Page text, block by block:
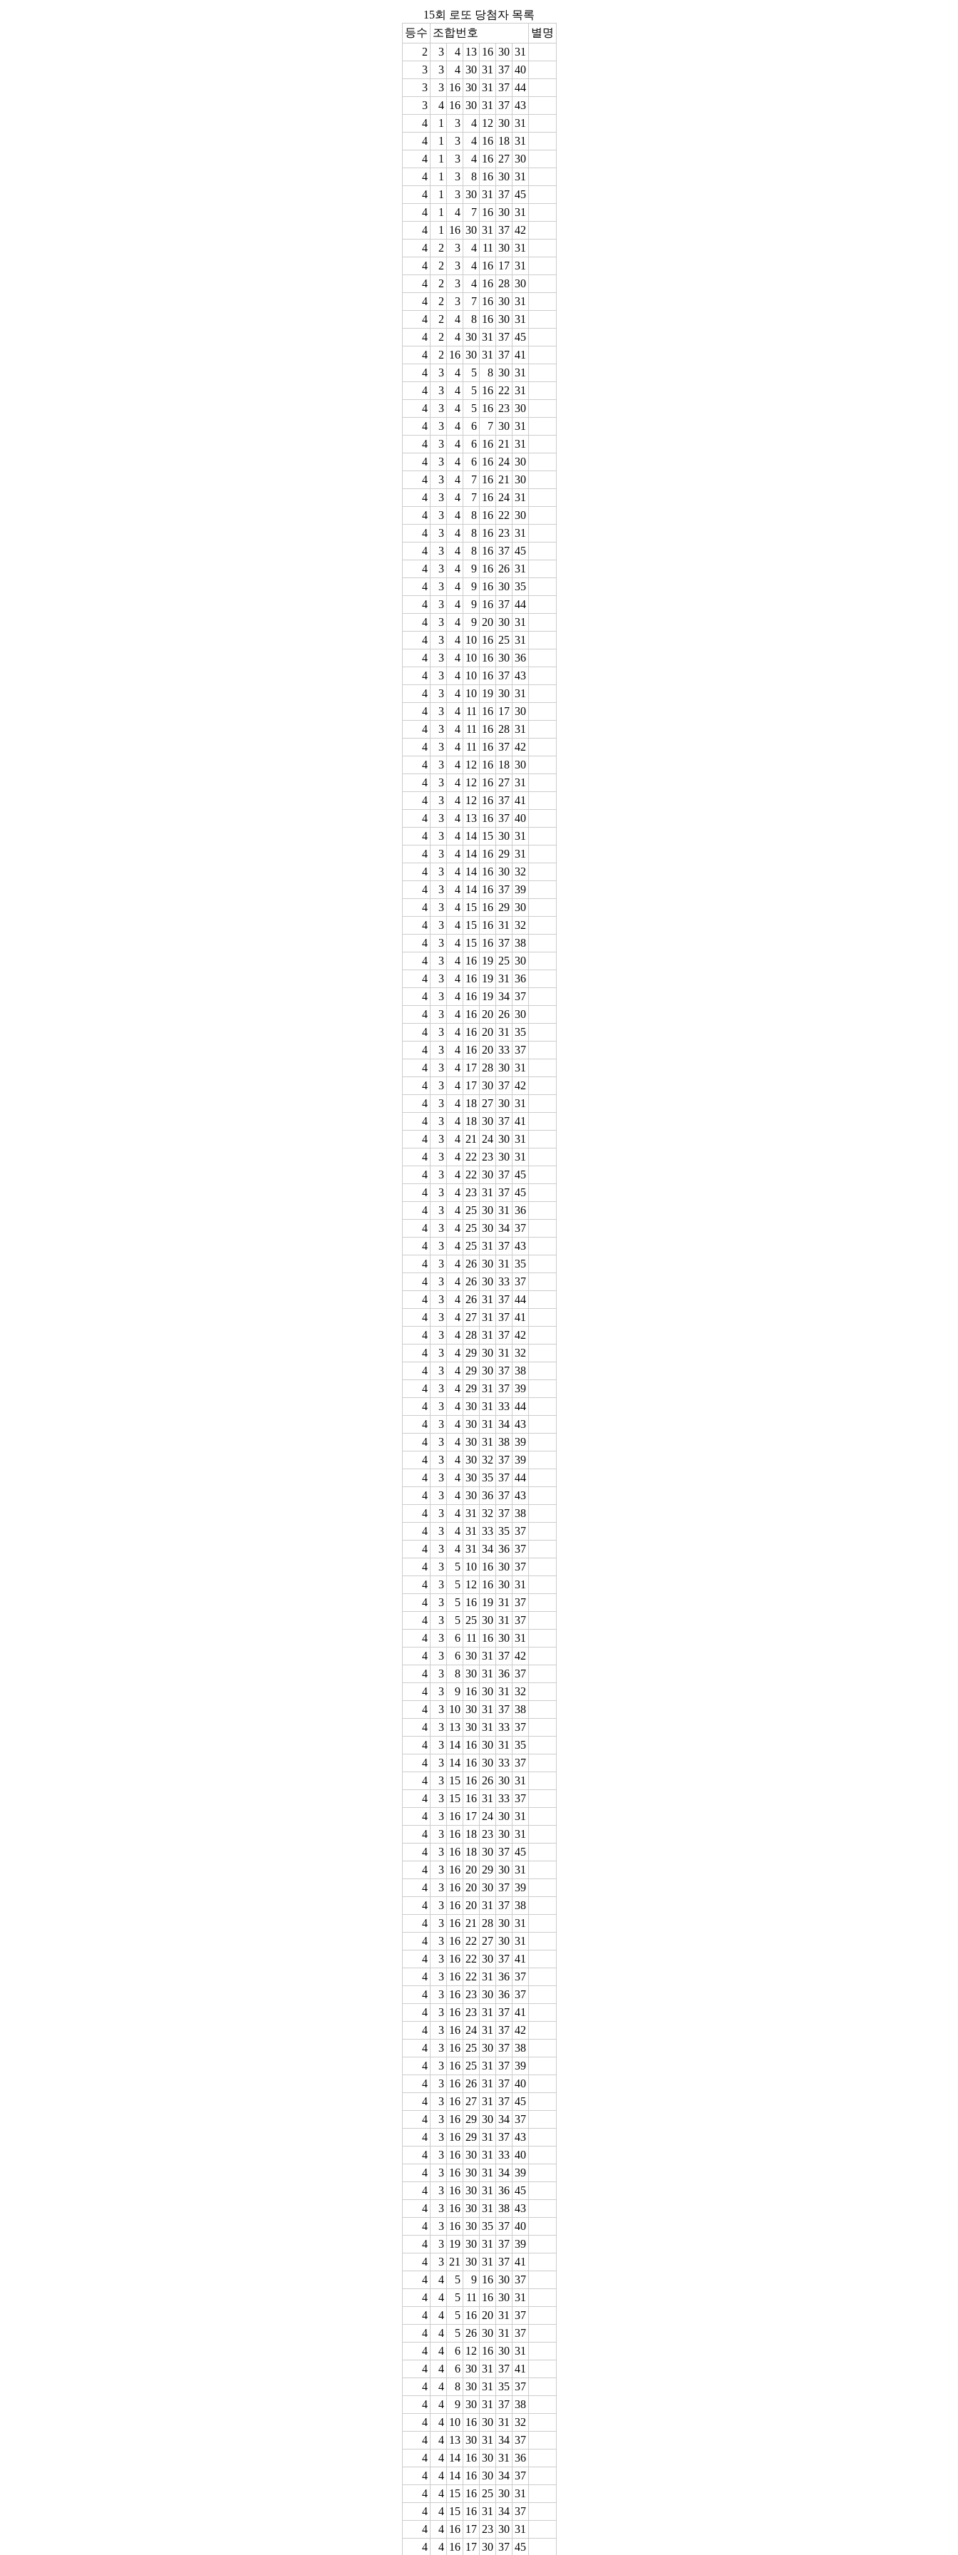
15회 로또 당첨자 목록
등수 조합번호
별명
2
3 4 13 16 30 31
3
3 4 30 31 37 40
3
3 16 30 31 37 44
3
4 16 30 31 37 43
4
1 3 4 12 30 31
4
1 3 4 16 18 31
4
1 3 4 16 27 30
4
1 3 8 16 30 31
4
1 3 30 31 37 45
4
1 4 7 16 30 31
4
1 16 30 31 37 42
4
2 3 4 11 30 31
4
2 3 4 16 17 31
4
2 3 4 16 28 30
4
2 3 7 16 30 31
4
2 4 8 16 30 31
4
2 4 30 31 37 45
4
2 16 30 31 37 41
4
3 4 5 8 30 31
4
3 4 5 16 22 31
4
3 4 5 16 23 30
4
3 4 6 7 30 31
4
3 4 6 16 21 31
4
3 4 6 16 24 30
4
3 4 7 16 21 30
4
3 4 7 16 24 31
4
3 4 8 16 22 30
4
3 4 8 16 23 31
4
3 4 8 16 37 45
4
3 4 9 16 26 31
4
3 4 9 16 30 35
4
3 4 9 16 37 44
4
3 4 9 20 30 31
4
3 4 10 16 25 31
4
3 4 10 16 30 36
4
3 4 10 16 37 43
4
3 4 10 19 30 31
4
3 4 11 16 17 30
4
3 4 11 16 28 31
4
3 4 11 16 37 42
4
3 4 12 16 18 30
4
3 4 12 16 27 31
4
3 4 12 16 37 41
4
3 4 13 16 37 40
4
3 4 14 15 30 31
4
3 4 14 16 29 31
4
3 4 14 16 30 32
4
3 4 14 16 37 39
4
3 4 15 16 29 30
4
3 4 15 16 31 32
4
3 4 15 16 37 38
4
3 4 16 19 25 30
4
3 4 16 19 31 36
4
3 4 16 19 34 37
4
3 4 16 20 26 30
4
3 4 16 20 31 35
4
3 4 16 20 33 37
4
3 4 17 28 30 31
4
3 4 17 30 37 42
4
3 4 18 27 30 31
4
3 4 18 30 37 41
4
3 4 21 24 30 31
4
3 4 22 23 30 31
4
3 4 22 30 37 45
4
3 4 23 31 37 45
4
3 4 25 30 31 36
4
3 4 25 30 34 37
4
3 4 25 31 37 43
4
3 4 26 30 31 35
4
3 4 26 30 33 37
4
3 4 26 31 37 44
4
3 4 27 31 37 41
4
3 4 28 31 37 42
4
3 4 29 30 31 32
4
3 4 29 30 37 38
4
3 4 29 31 37 39
4
3 4 30 31 33 44
4
3 4 30 31 34 43
4
3 4 30 31 38 39
4
3 4 30 32 37 39
4
3 4 30 35 37 44
4
3 4 30 36 37 43
4
3 4 31 32 37 38
4
3 4 31 33 35 37
4
3 4 31 34 36 37
4
3 5 10 16 30 37
4
3 5 12 16 30 31
4
3 5 16 19 31 37
4
3 5 25 30 31 37
4
3 6 11 16 30 31
4
3 6 30 31 37 42
4
3 8 30 31 36 37
4
3 9 16 30 31 32
4
3 10 30 31 37 38
4
3 13 30 31 33 37
4
3 14 16 30 31 35
4
3 14 16 30 33 37
4
3 15 16 26 30 31
4
3 15 16 31 33 37
4
3 16 17 24 30 31
4
3 16 18 23 30 31
4
3 16 18 30 37 45
4
3 16 20 29 30 31
4
3 16 20 30 37 39
4
3 16 20 31 37 38
4
3 16 21 28 30 31
4
3 16 22 27 30 31
4
3 16 22 30 37 41
4
3 16 22 31 36 37
4
3 16 23 30 36 37
4
3 16 23 31 37 41
4
3 16 24 31 37 42
4
3 16 25 30 37 38
4
3 16 25 31 37 39
4
3 16 26 31 37 40
4
3 16 27 31 37 45
4
3 16 29 30 34 37
4
3 16 29 31 37 43
4
3 16 30 31 33 40
4
3 16 30 31 34 39
4
3 16 30 31 36 45
4
3 16 30 31 38 43
4
3 16 30 35 37 40
4
3 19 30 31 37 39
4
3 21 30 31 37 41
4
4 5 9 16 30 37
4
4 5 11 16 30 31
4
4 5 16 20 31 37
4
4 5 26 30 31 37
4
4 6 12 16 30 31
4
4 6 30 31 37 41
4
4 8 30 31 35 37
4
4 9 30 31 37 38
4
4 10 16 30 31 32
4
4 13 30 31 34 37
4
4 14 16 30 31 36
4
4 14 16 30 34 37
4
4 15 16 25 30 31
4
4 15 16 31 34 37
4
4 16 17 23 30 31
4
4 16 17 30 37 45